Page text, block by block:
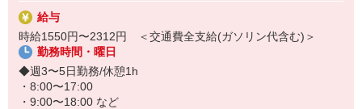
・利用者さんの送迎業務（出来る方のみ） など
未経験でも研修制度やいつでも相談できる環境が整っているので、
介護経験がない方でも安心して働けます♪
お気軽にご応募ください◎
給与
時給1550円〜2312円 ＜交通費全支給(ガソリン代含む)＞
勤務時間・曜日
◆週3〜5日勤務/休憩1h
・8:00〜17:00
・9:00〜18:00 など